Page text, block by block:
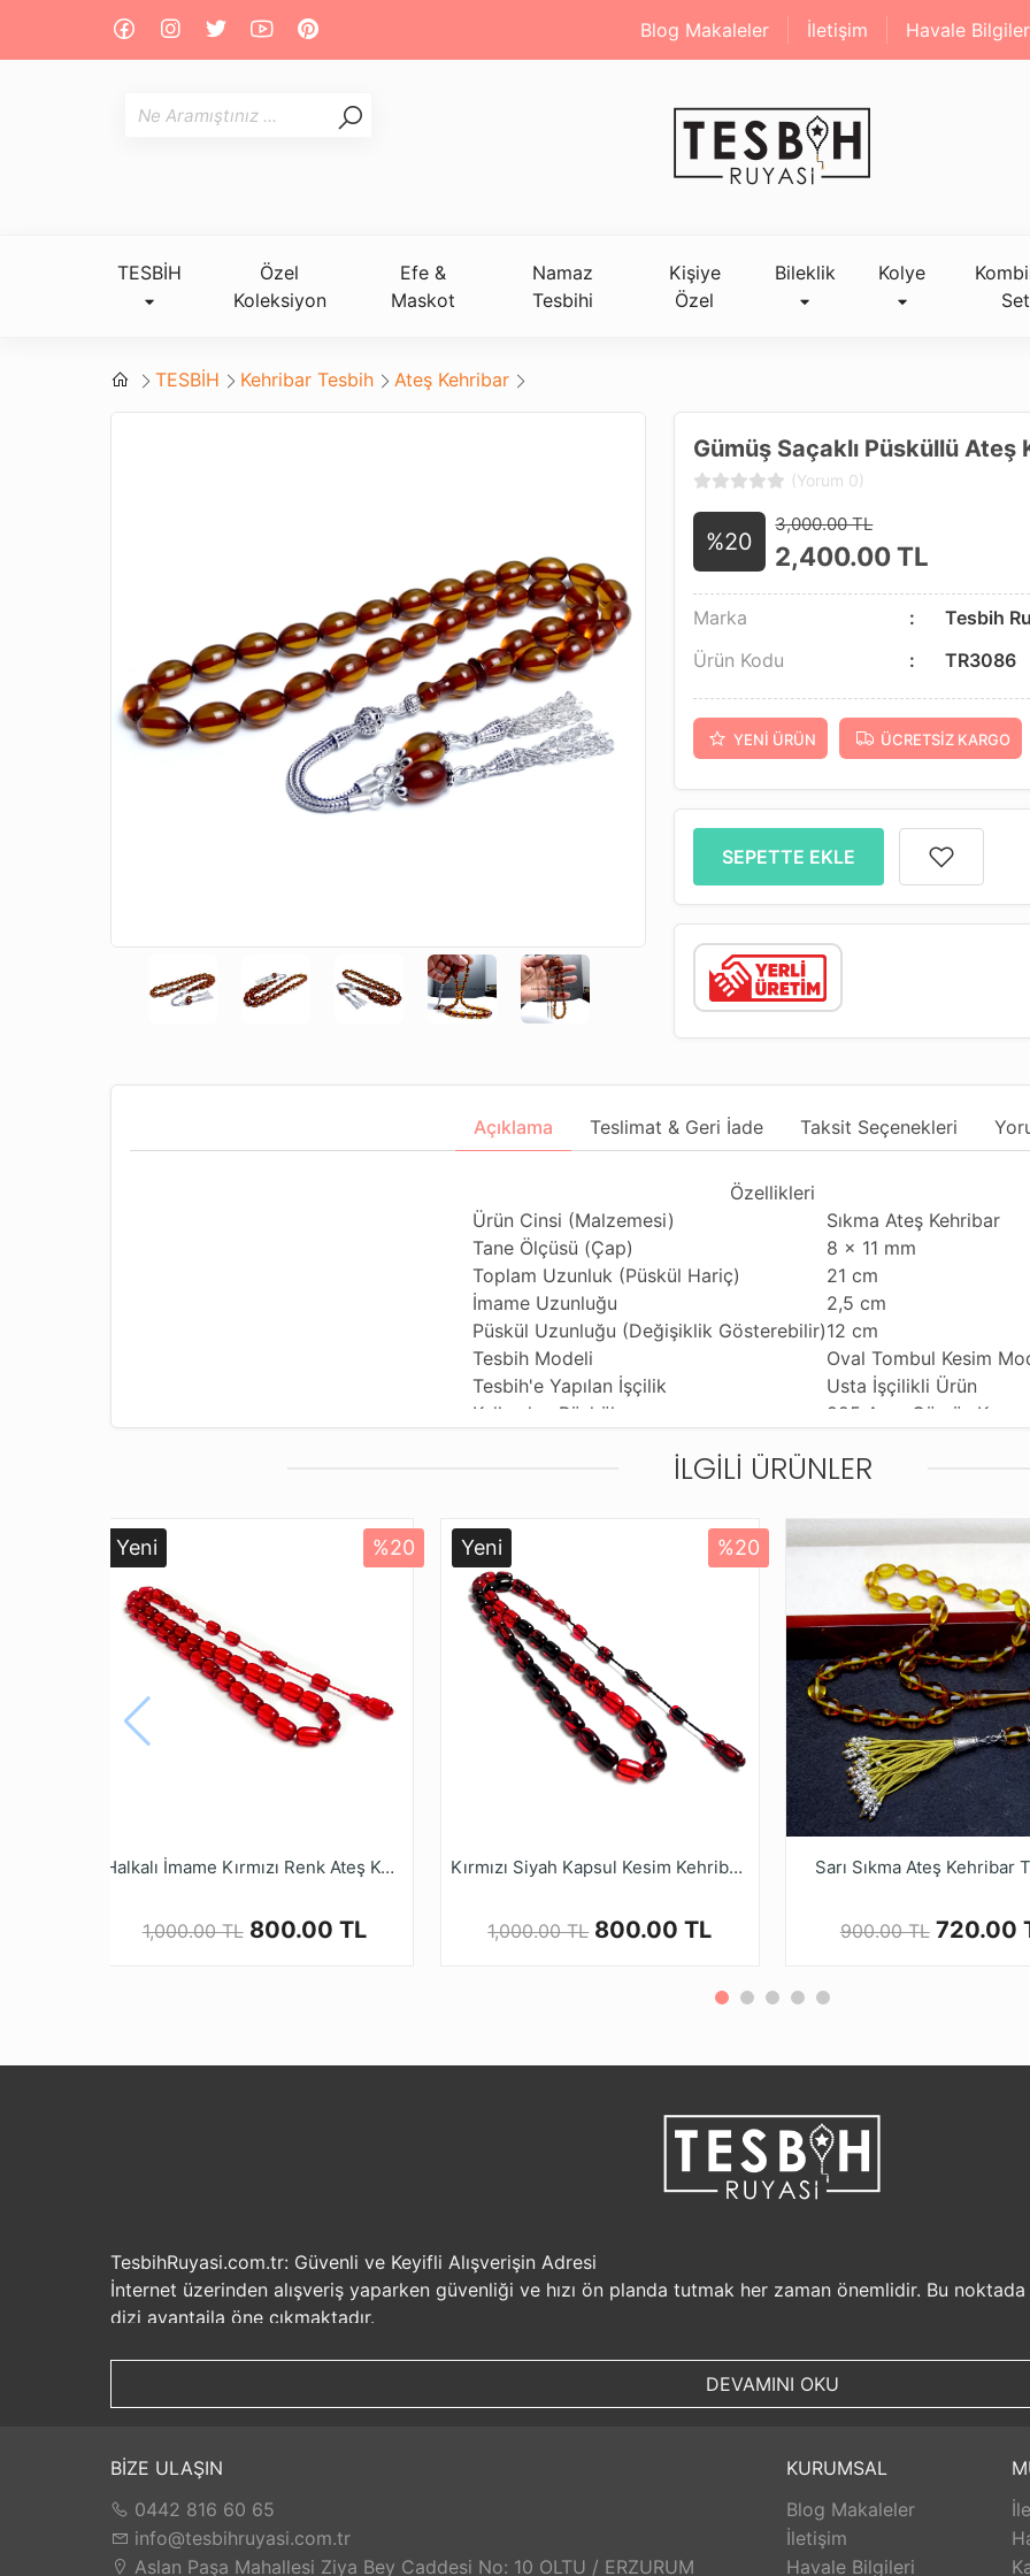
Blog Makaleler İletişim Havale
TESBİH
Özel
Koleksiyon
Efe &
Maskot
Namaz
Tesbihi
Kişiye
Özel
Bileklik Kolye
Set
TESBİH Kehribar Tesbih Ateş Kehribar
Gümüş Saçaklı Püsküllü Ateş
(Yorum 0)
%20
3,000.00 TL
2,400.00TL
Marka
Tesbih
Ürün Kodu
TR3086
YENI ÜRÜN ÜCRETSIZ KARGO
SEPETTE EKLE
Açıklama Teslimat & Geri İade Taksit Seçenekleri
Özellikleri
Ürün Cinsi (Malzemesi)
Sıkma Ateş Kehribar
Tane Ölçüsü (Çap)
8 x 11 mm
Toplam Uzunluk (Püskül Hariç)
21 cm
İmame Uzunluğu
2,5 cm
Püskül Uzunluğu (Değişiklik Gösterebilir)12 cm
Tesbih Modeli
Oval Tombul Kesim
Tesbih'e Yapılan İşçilik
Usta İşçilikli Ürün
Kullanılan Püskül
925 Ayar Gümüş Kamçı
Çiftli ve Tekli Çekime
Paketleme ve Gönderim Şekli
Standart Tesbih Kutusu
* Farklı monitör ve ışık nedeniyle, öğenin gerçek rengi resimlerde gösterilen renkten biraz farklı olabilir.
* Tesbih ustalarımızın ellerinde tesbih halini alan bu ürünler, çeşitli renk ve şekillerde tasarlanmaktadır.
mağazamız tesbihruyasi.com.tr de bulabilirsiniz.
* Kehribar Tesbihler kullanımla beraber zamanla renk alamaları ve elde daha güzel bir form
* Kalite ve güvenden ödün vermeyen Tesbih Ruyasi Dijital Mağazamızda Türkiye’nin Tesbih Markası
alışveriş yapabilirsiniz.
İLGILI ÜRÜNLER
Yeni %20
Halkalı İmame Kırmızı Renk Ateş Kehribarı Tesbih
1,000.00 TL 800.00 TL
Yeni %20
Kırmızı Siyah Kapsul Kesim Kehribar Tesbih
1,000.00 TL 800.00 TL
Sarı Sıkma Ateş Kehribar
900.00 TL 720.00
TesbihRuyasi.com.tr: Güvenli ve Keyifli Alışverişin Adresi
İnternet üzerinden alışveriş yaparken güvenliği ve hızı ön planda tutmak her zaman önemlidir. Bu
dizi avantajla öne çıkmaktadır.
seçenekleri ile rahatça alışveriş yapabilirsiniz. Sizin için değerli olan bilgilerin güvende olduğunu bilerek,
Hızlı Kargo Hizmeti: Sipariş verdiğiniz ürünler, aynı gün kargolanarak size hızlı bir şekilde ulaştırılır. Bu
İade ve Değişim İmkanı: Memnuniyetsizlik durumunda TesbihRuyasi.com.tr,
ve değişim imkanı
değilse, kolayca iade edebilir veya değişim yapabilirsiniz. Bu sayede alışveriş deneyiminizde herhangi bir
Satış Sonrası Destek: TesbihRuyasi.com.tr, satın aldığınız ürünlerin arkasında durur ve satış sonrası
yaşarsanız veya yardıma ihtiyacınız olursa, müşteri hizmetleri ekibi size yardımcı olacaktır. Bu sayede
TesbihRuyasi.com.tr güvenli, hızlı ve müşteri odaklı bir alışveriş deneyimi sunar. Siz de bu avantajlardan
DEVAMINI OKU
BİZE ULAŞIN
0442 816 60 65
info@tesbihruyasi.com.tr
Aslan Paşa Mahallesi Ziya Bey Caddesi No: 10 OLTU / ERZURUM
KURUMSAL
Blog Makaleler
İletişim
Havale Bilgileri